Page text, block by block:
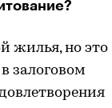
жилья, но это
залоговом